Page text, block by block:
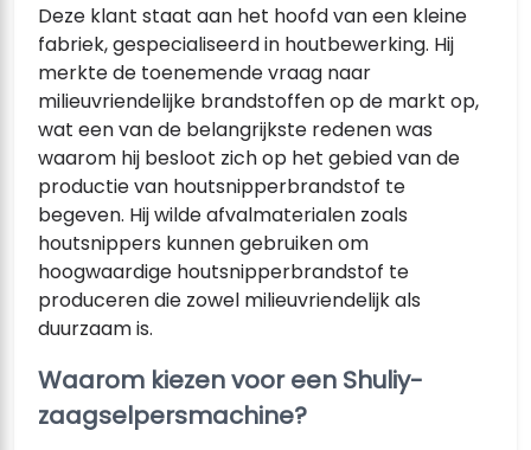
Deze klant staat aan het hoofd van een kleine
fabriek, gespecialiseerd in houtbewerking. Hij
merkte de toenemende vraag naar
milieuvriendelijke brandstoffen op de markt op,
wat een van de belangrijkste redenen was
waarom hij besloot zich op het gebied van de
productie van houtsnipperbrandstof te
begeven. Hij wilde afvalmaterialen zoals
houtsnippers kunnen gebruiken om
hoogwaardige houtsnipperbrandstof te
produceren die zowel milieuvriendelijk als
duurzaam is.
Waarom kiezen voor een Shuliy-
zaagselpersmachine?